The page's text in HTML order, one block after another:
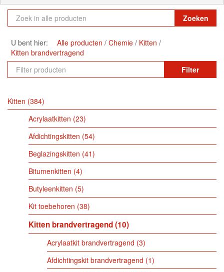
Zoeken
U bent hier: Alle producten Chemie
Kitten
Kitten brandvertragend
Filter
Kitten 384
Acrylaatkitten 23
Afdichtingskitten 54
Beglazingskitten 41
Bitumenkitten 4
Butyleenkitten 5
Kit toebehoren 38
Kitten brandvertragend 10
Acrylaatkit brandvertragend 3
Afdichtingskit brandvertragend 1